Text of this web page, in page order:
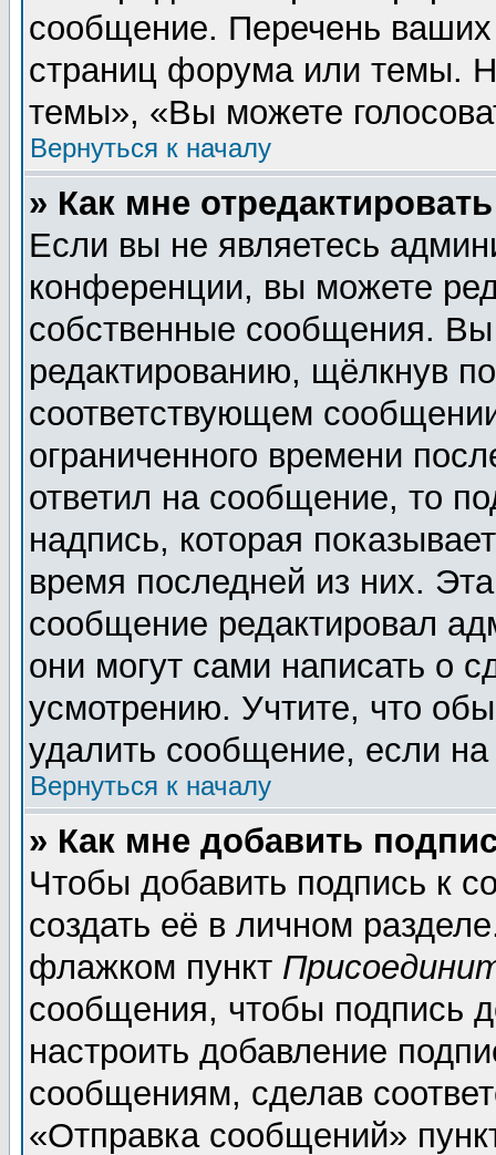
сообщение. Перечень ваших
страниц форума или темы.
темы», «Вы можете
Вернуться к началу
» Как мне
Если вы не являетесь
конференции, вы можете
собственные сообщения.
редактированию, щёлкнув
соответствующем
ограниченного времени
ответил на сообщение, то
надпись, которая
время последней из них.
сообщение редактировал
они могут сами написать о
усмотрению. Учтите, что
удалить сообщение, если на
Вернуться к началу
» Как мне добавить
Чтобы добавить подпись к
создать её в личном
флажком пункт
сообщения, чтобы подпись
настроить добавление
сообщениям, сделав
«Отправка сообщений»